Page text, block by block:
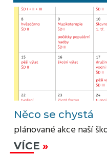
Něco se chystá
plánované akce naší
VÍCE